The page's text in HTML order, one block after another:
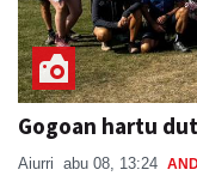
Gogoan hartu
Aiurri abu 08, 13:24